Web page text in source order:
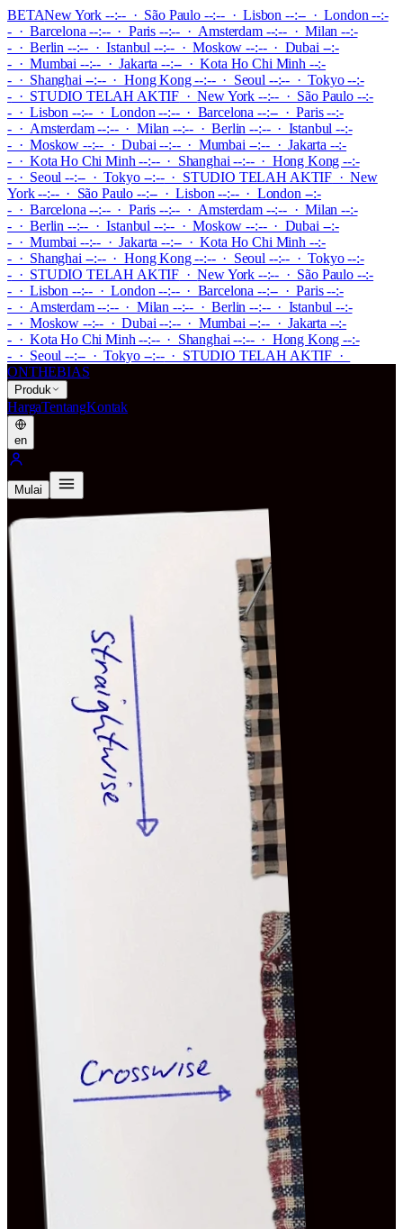
BETANew York --:-- · São Paulo --:-- · Lisbon --:-- · London --:-
- · Barcelona --:-- · Paris --:-- · Amsterdam --:-- · Milan --:-
- · Berlin --:-- · Istanbul --:-- · Moskow --:-- · Dubai --:-
- · Mumbai --:-- · Jakarta --:-- · Kota Ho Chi Minh --:-
- · Shanghai --:-- · Hong Kong --:-- · Seoul --:-- · Tokyo --:-
-· STUDIO TELAH AKTIF ·New York --:-- · São Paulo --:-
- · Lisbon --:-- · London --:-- · Barcelona --:-- · Paris --:-
- · Amsterdam --:-- · Milan --:-- · Berlin --:-- · Istanbul --:-
- · Moskow --:-- · Dubai --:-- · Mumbai --:-- · Jakarta --:-
- · Kota Ho Chi Minh --:-- · Shanghai --:-- · Hong Kong --:-
- · Seoul --:-- · Tokyo --:--· STUDIO TELAH AKTIF ·New
York --:-- · São Paulo --:-- · Lisbon --:-- · London --:-
- · Barcelona --:-- · Paris --:-- · Amsterdam --:-- · Milan --:-
- · Berlin --:-- · Istanbul --:-- · Moskow --:-- · Dubai --:-
- · Mumbai --:-- · Jakarta --:-- · Kota Ho Chi Minh --:-
- · Shanghai --:-- · Hong Kong --:-- · Seoul --:-- · Tokyo --:-
-· STUDIO TELAH AKTIF ·New York --:-- · São Paulo --:-
- · Lisbon --:-- · London --:-- · Barcelona --:-- · Paris --:-
- · Amsterdam --:-- · Milan --:-- · Berlin --:-- · Istanbul --:-
- · Moskow --:-- · Dubai --:-- · Mumbai --:-- · Jakarta --:-
- · Kota Ho Chi Minh --:-- · Shanghai --:-- · Hong Kong --:-
- · Seoul --:-- · Tokyo --:--· STUDIO TELAH AKTIF ·
ONTHEBIAS
Produk
HargaTentangKontak
en
Mulai